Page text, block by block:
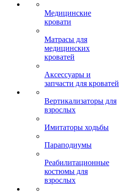
Медицинские
кровати
Матрасы для
медицинских
кроватей
Аксессуары и
запчасти для кроватей
Вертикализаторы для
взрослых
Имитаторы ходьбы
Параподиумы
Реабилитационные
костюмы для
взрослых